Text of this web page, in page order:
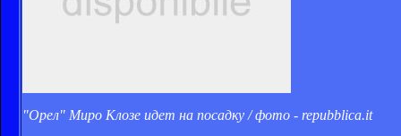
"Орел" Миро Клозе идет на посадку / фото - repubblica.it